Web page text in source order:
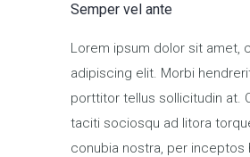
Semper vel ante
Lorem ipsum dolor sit amet,
adipiscing elit. Morbi
porttitor tellus sollicitudin at.
taciti sociosqu ad litora
conubia nostra, per inceptos